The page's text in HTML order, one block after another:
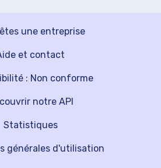
une entreprise
notre API
et contact
Statistiques
: Non conforme
générales d'utilisation